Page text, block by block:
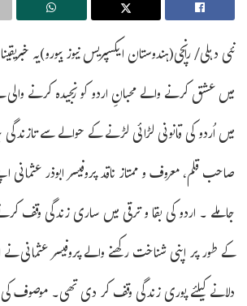
نئی دہلی/ رانچی(ہندوستان ایکسپریس نیوز بیورو)یہ
میں عشق کرنے والے محبانِ اردو کو رنجیدہ کرنے والی
میں اُردو کی قانونی لڑائی لڑنے کے حوالے سے
صاحب قلم، معروف و ممتاز ناقد پروفیسر ابوذر
جاملے ۔ اردو کی بقا و ترقی میں ساری زندگی وقف
کے طور پر اپنی شناخت رکھنے والے پروفیسر عثمانی
دلانے کیلئے پوری زندگی وقف کر دی تھی۔ موصوف کی